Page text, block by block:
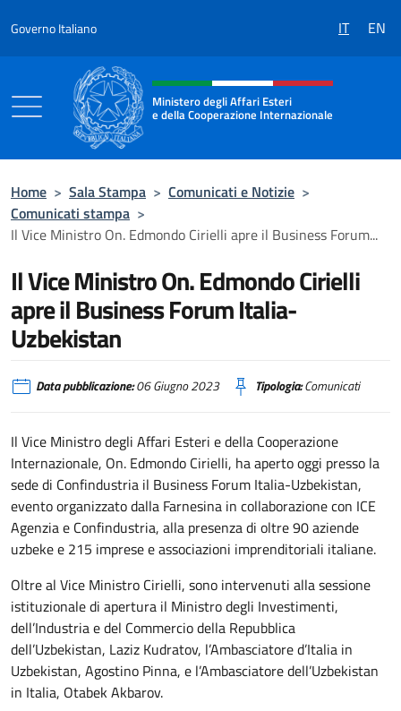
Governo Italiano IT EN
Intestazione sito, social e menù
Ministero degli Affari Esteri
e della Cooperazione Internazionale
Home > Sala Stampa > Comunicati e Notizie >
Comunicati stampa >
Il Vice Ministro On. Edmondo Cirielli apre il Business Forum...
Il Vice Ministro On. Edmondo Cirielli
apre il Business Forum Italia-
Uzbekistan
Data pubblicazione:06 Giugno 2023 Tipologia:Comunicati
Il Vice Ministro degli Affari Esteri e della Cooperazione
Internazionale, On. Edmondo Cirielli, ha aperto oggi presso la
sede di Confindustria il Business Forum Italia-Uzbekistan,
evento organizzato dalla Farnesina in collaborazione con ICE
Agenzia e Confindustria, alla presenza di oltre 90 aziende
uzbeke e 215 imprese e associazioni imprenditoriali italiane.
Oltre al Vice Ministro Cirielli, sono intervenuti alla sessione
istituzionale di apertura il Ministro degli Investimenti,
dell’Industria e del Commercio della Repubblica
dell’Uzbekistan, Laziz Kudratov, l’Ambasciatore d’Italia in
Uzbekistan, Agostino Pinna, e l’Ambasciatore dell’Uzbekistan
in Italia, Otabek Akbarov.